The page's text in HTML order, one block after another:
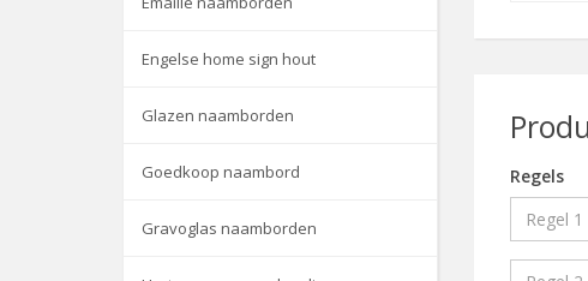
Engelse home sign hout
Glazen naamborden
Goedkoop naambord
Gravoglas naamborden
Regels